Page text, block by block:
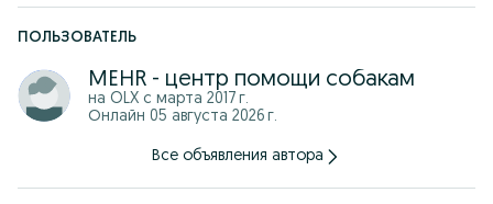
ПОЛЬЗОВАТЕЛЬ
MEHR - центр помощи собакам
на OLX с марта 2017 г.
Онлайн 05 августа 2026 г.
Все объявления автора